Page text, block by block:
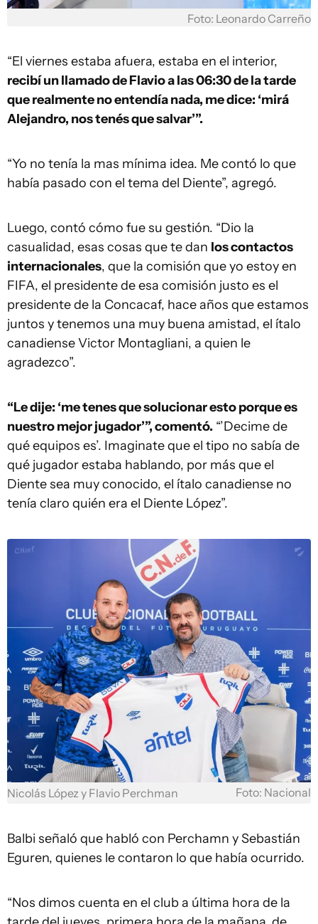
Foto: Leonardo Carreño
“El viernes estaba afuera, estaba en el interior,
recibí un llamado de Flavio a las 06:30 de la tarde
que realmente no entendía nada, me dice: ‘mirá
Alejandro, nos tenés que salvar’”.
“Yo no tenía la mas mínima idea. Me contó lo que
había pasado con el tema del Diente”, agregó.
Luego, contó cómo fue su gestión. “Dio la
casualidad, esas cosas que te dan los contactos
internacionales, que la comisión que yo estoy en
FIFA, el presidente de esa comisión justo es el
presidente de la Concacaf, hace años que estamos
juntos y tenemos una muy buena amistad, el ítalo
canadiense Victor Montagliani, a quien le
agradezco”.
“Le dije: ‘me tenes que solucionar esto porque es
nuestro mejor jugador’”, comentó. “’Decime de
qué equipos es’. Imaginate que el tipo no sabía de
qué jugador estaba hablando, por más que el
Diente sea muy conocido, el ítalo canadiense no
tenía claro quién era el Diente López”.
Nicolás López y Flavio Perchman Foto: Nacional
Balbi señaló que habló con Perchamn y Sebastián
Eguren, quienes le contaron lo que había ocurrido.
“Nos dimos cuenta en el club a última hora de la